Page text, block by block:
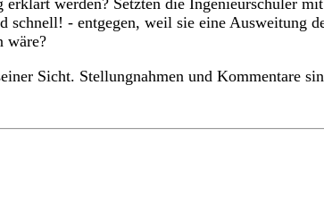
- entgegen, weil sie eine Ausweitung
wäre?
Sicht. Stellungnahmen und Kommentare